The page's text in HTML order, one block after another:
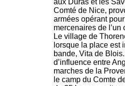
aux Duras et les
Comté de Nice,
armées opérant
mercenaires de l’un
Le village de
lorsque la place est
bande, Vita de
d’influence entre
marches de la
le camp du Comte